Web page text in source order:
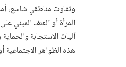
وتفاوت مناطقي شاسع،
المرأة أو العنف المبني
آليات الاستجابة
هذه الظواهر